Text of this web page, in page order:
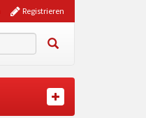
Registrieren